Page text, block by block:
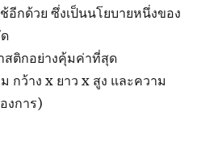
อีกด้วย ซึ่งเป็นนโยบายหนึ่งของ
สติกอย่างคุ้มค่าที่สุด
กว้าง x ยาว x สูง และความ
งการ)